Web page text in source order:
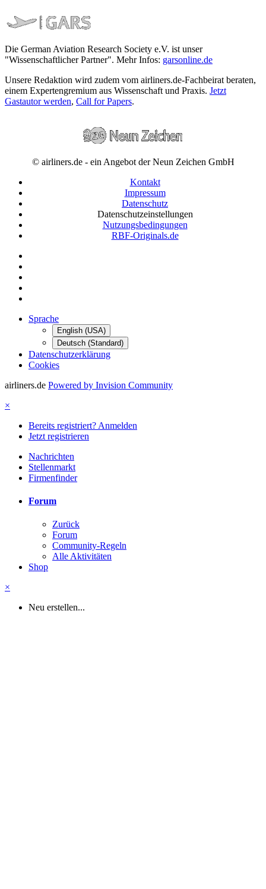
Die German Aviation Research Society e.V. ist unser
"Wissenschaftlicher Partner". Mehr Infos: garsonline.de
Unsere Redaktion wird zudem vom airliners.de-Fachbeirat beraten,
einem Expertengremium aus Wissenschaft und Praxis. Jetzt
Gastautor werden, Call for Papers.
© airliners.de - ein Angebot der Neun Zeichen GmbH
Kontakt
Impressum
Datenschutz
Datenschutzeinstellungen
Nutzungsbedingungen
RBF-Originals.de
Sprache
English (USA)
Deutsch (Standard)
Datenschutzerklärung
Cookies
airliners.de Powered by Invision Community
×
Bereits registriert? Anmelden
Jetzt registrieren
Nachrichten
Stellenmarkt
Firmenfinder
Forum
Zurück
Forum
Community-Regeln
Alle Aktivitäten
Shop
×
Neu erstellen...